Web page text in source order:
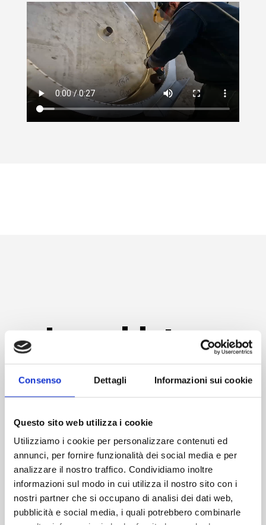
Consenso Dettagli Informazioni sui cookie
Questo sito web utilizza i cookie
Utilizziamo i cookie per personalizzare contenuti ed
annunci, per fornire funzionalità dei social media e per
analizzare il nostro traffico. Condividiamo inoltre
informazioni sul modo in cui utilizza il nostro sito con i
nostri partner che si occupano di analisi dei dati web,
pubblicità e social media, i quali potrebbero combinarle
Le saldature
B.MAK
rigorosi standard qualitativi come la
qualifica dei collaboratori e le certificazioni
dei processi di Saldatura.